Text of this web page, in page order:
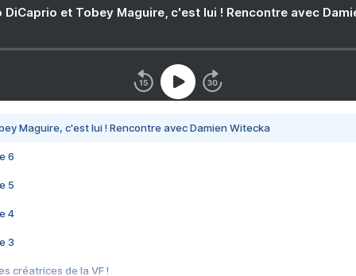
DiCaprio et Tobey Maguire, c'est lui ! Rencontre avec
Maguire, c'est lui ! Rencontre avec Damien Witecka
6
5
4
3
créatrices de la VF !